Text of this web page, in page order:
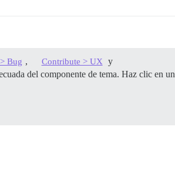
Bug , Contribute > UX y
del componente de tema. Haz clic en un